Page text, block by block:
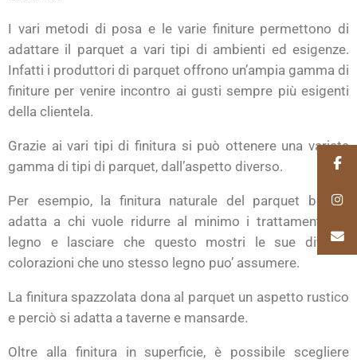
I vari metodi di posa e le varie finiture permettono di
adattare il parquet a vari tipi di ambienti ed esigenze.
Infatti i produttori di parquet offrono un’ampia gamma di
finiture per venire incontro ai gusti sempre più esigenti
della clientela.
Grazie ai vari tipi di finitura si può ottenere una variata
gamma di tipi di parquet, dall’aspetto diverso.
Per esempio, la finitura naturale del parquet ben si
adatta a chi vuole ridurre al minimo i trattamenti del
legno e lasciare che questo mostri le sue diverse
colorazioni che uno stesso legno puo’ assumere.
La finitura spazzolata dona al parquet un aspetto rustico
e perciò si adatta a taverne e mansarde.
Oltre alla finitura in superficie, è possibile scegliere